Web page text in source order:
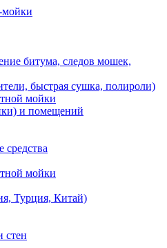
мойки
битума, следов мошек,
быстрая сушка, полироли)
мойки
и помещений
мойки
Турция, Китай)
стен